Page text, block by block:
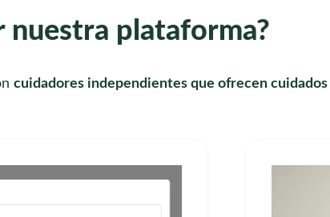
nuestra plataforma?
cuidadores independientes que ofrecen cuidados